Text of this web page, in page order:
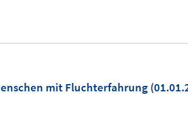
mit Fluchterfahrung